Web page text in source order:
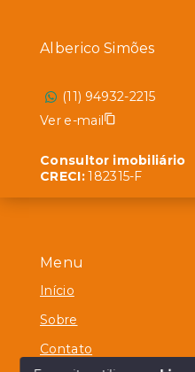
Menu
Início
Sobre
Contato
Alberico Simões
(11) 94932-2215
Ver e-mail
Consultor imobiliário
CRECI:182315-F